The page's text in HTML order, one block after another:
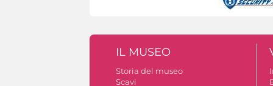
IL MUSEO
Storia del museo
Scavi